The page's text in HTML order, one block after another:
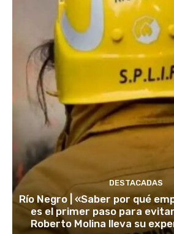
DESTACADAS
Río Negro | «Saber por qué
es el primer paso para
Roberto Molina lleva su